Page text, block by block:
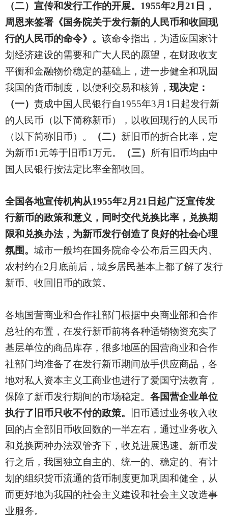
（二）宣传和发行工作的开展。1955年2月21日，
周恩来签署《国务院关于发行新的人民币和收回现
行的人民币的命令》。 该命令指出，为适应国家计
划经济建设的需要和广大人民的愿望，在财政收支
平衡和金融物价稳定的基础上，进一步健全和巩固
我国的货币制度，以便利交易和核算， 现决定：
（一） 责成中国人民银行自1955年3月1日起发行新
的人民币（以下简称新币），以收回现行的人民币
（以下简称旧币）。
（二） 新旧币的折合比率，定
为新币1元等于旧币1万元。
（三）
所有旧币均由中
国人民银行按法定比率全部收回。
全国各地宣传机构从1955年2月21日起广泛宣传发
行新币的政策和意义，同时交代兑换比率，兑换期
限和兑换办法，为新币发行创造了良好的社会心理
氛围。 城市一般均在国务院命令公布后三四天内、
农村约在2月底前后，城乡居民基本上都了解了发行
新币、收回旧币的政策。
各地国营商业和合作社部门根据中央商业部和合作
总社的布置，在发行新币前将各种适销物资充实了
基层单位的商品库存，很多地區的国营商业和合作
社部门均准备了在发行新币期间放手供应商品，各
地对私人资本主义工商业也进行了爱国守法教育，
保障了新币发行期间的市场稳定。 各国营企业单位
执行了旧币只收不付的政策。
旧币通过业务收入收
回的占全部旧币收回数的一半左右，通过业务收入
和兑换两种办法双管齐下，收兑进展迅速。新币发
行之后，我国独立自主的、统一的、稳定的、有计
划的组织货币流通的货币制度更加巩固和健全，从
而更好地为我国的社会主义建设和社会主义改造事
业服务。